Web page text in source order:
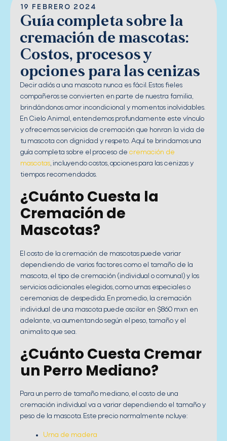
19 FEBRERO 2024
Guía completa sobre la
cremación de mascotas:
Costos, procesos y
opciones para las cenizas
Decir adiós a una mascota nunca es fácil. Estos fieles
compañeros se convierten en parte de nuestra familia,
brindándonos amor incondicional y momentos inolvidables.
En Cielo Animal, entendemos profundamente este vínculo
y ofrecemos servicios de cremación que honran la vida de
tu mascota con dignidad y respeto. Aquí te brindamos una
guía completa sobre el proceso de cremación de
mascotas, incluyendo costos, opciones para las cenizas y
tiempos recomendados.
¿Cuánto Cuesta la
Cremación de
Mascotas?
El costo de la cremación de mascotas puede variar
dependiendo de varios factores como el tamaño de la
mascota, el tipo de cremación (individual o comunal) y los
servicios adicionales elegidos, como urnas especiales o
ceremonias de despedida. En promedio, la cremación
individual de una mascota puede oscilar en $860 mxn en
adelante, va aumentando según el peso, tamaño y el
animalito que sea.
¿Cuánto Cuesta Cremar
un Perro Mediano?
Para un perro de tamaño mediano, el costo de una
cremación individual va a variar dependiendo el tamaño y
peso de la mascota. Este precio normalmente ncluye:
Urna de madera